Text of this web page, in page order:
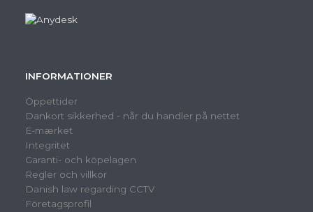
INFORMATIONER
Öppettider
Dankort sikkerhed - når du handler på nettet
E-mærket
Integritet
Garanti- och köpelagen
Regler och villkor
Danish law regarding CCTV
Företagsprofil